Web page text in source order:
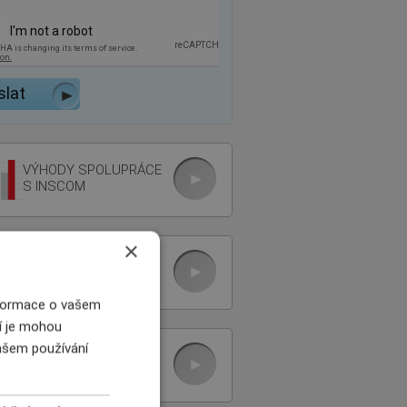
VÝHODY SPOLUPRÁCE
S INSCOM
ON-LINE ROZHRANÍ
PROČ POJIŠŤOVAT
×
o vašem
je mohou
používání